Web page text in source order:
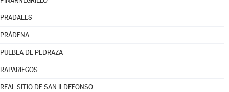
PRADALES
PRÁDENA
PUEBLA DE PEDRAZA
RAPARIEGOS
REAL SITIO DE SAN ILDEFONSO